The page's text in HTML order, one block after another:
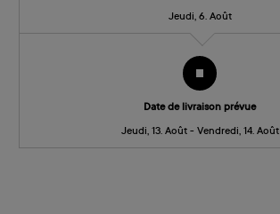
Jeudi, 6. Août
Date de livraison prévue
Jeudi, 13. Août - Vendredi, 14. Août